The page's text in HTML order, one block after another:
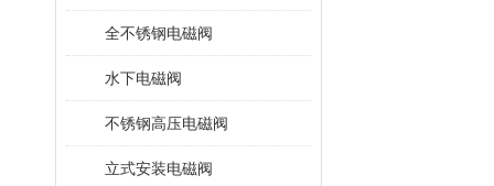
全不锈钢电磁阀
水下电磁阀
不锈钢高压电磁阀
立式安装电磁阀